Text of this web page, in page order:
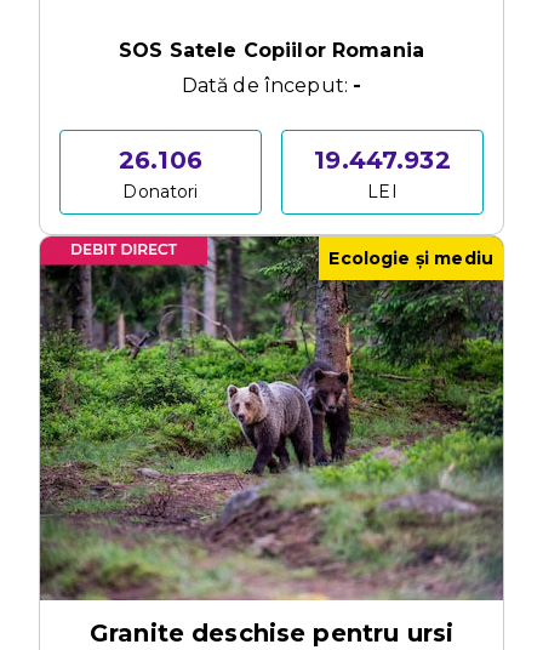
SOS Satele Copiilor Romania
Dată de început: -
26.106
Donatori
19.447.932
LEI
Ecologie și mediu
Granite deschise pentru ursi